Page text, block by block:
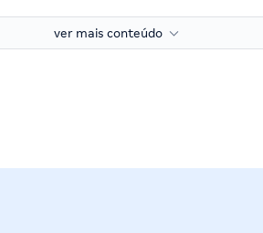
ver mais conteúdo